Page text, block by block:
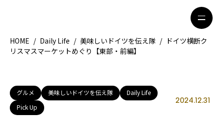
地域別ガイド
グルメ
観光ガイド
HOME / Daily Life / 美味しいドイツを伝え隊 / ドイツ横断ク
リスマスマーケットめぐり【東部・前編】
グルメ 美味しいドイツを伝え隊
Daily Life
Pick Up
2024.12.31